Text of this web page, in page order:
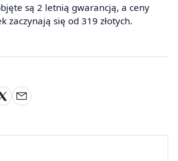
są 2 letnią gwarancją, a ceny
zaczynają się od 319 złotych.